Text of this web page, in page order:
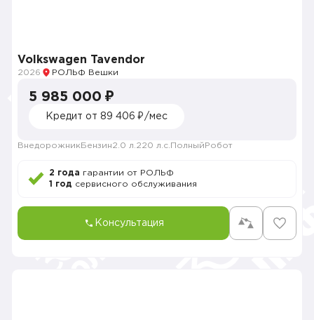
Volkswagen Tavendor
2026 РОЛЬФ Вешки
5 985 000 ₽
Кредит от 89 406 ₽/мес
Внедорожник Бензин2.0 л. 220 л.с. Полный Робот
2 года гарантии от РОЛЬФ
1 год сервисного обслуживания
Консультация